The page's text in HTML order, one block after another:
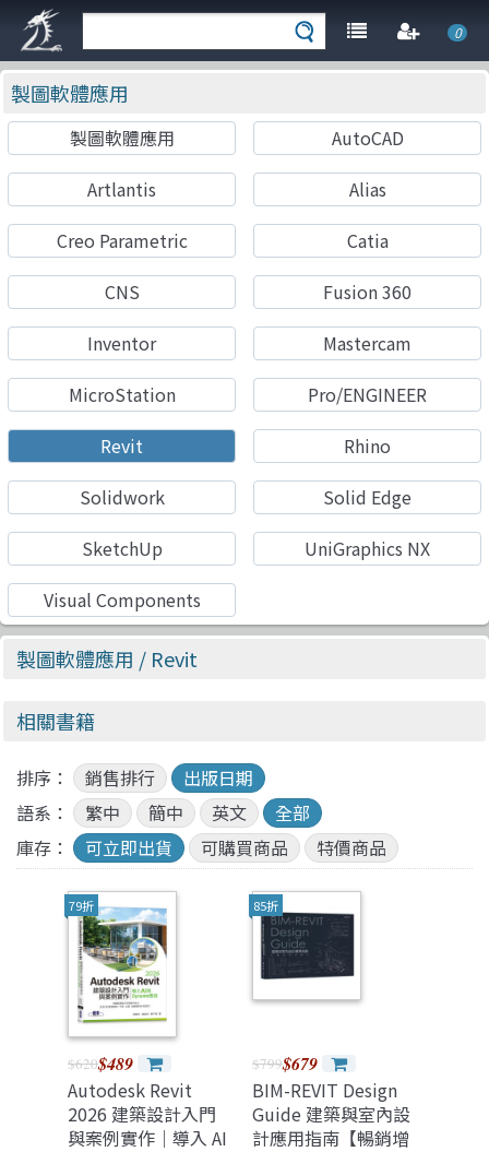
0
製圖軟體應用
製圖軟體應用
AutoCAD
Artlantis
Alias
Creo Parametric
Catia
CNS
Fusion 360
Inventor
Mastercam
MicroStation
Pro/ENGINEER
Revit
Rhino
Solidwork
Solid Edge
SketchUp
UniGraphics NX
Visual Components
製圖軟體應用 / Revit
相關書籍
排序： 銷售排行
出版日期
語系：
繁中 簡中 英文
全部
庫存：
可立即出貨 可購買商品 特價商品
79折
$620$489
Autodesk Revit
2026 建築設計入門
與案例實作｜導入 AI
85折
$799$679
BIM-REVIT Design
Guide 建築與室內設
計應用指南【暢銷增